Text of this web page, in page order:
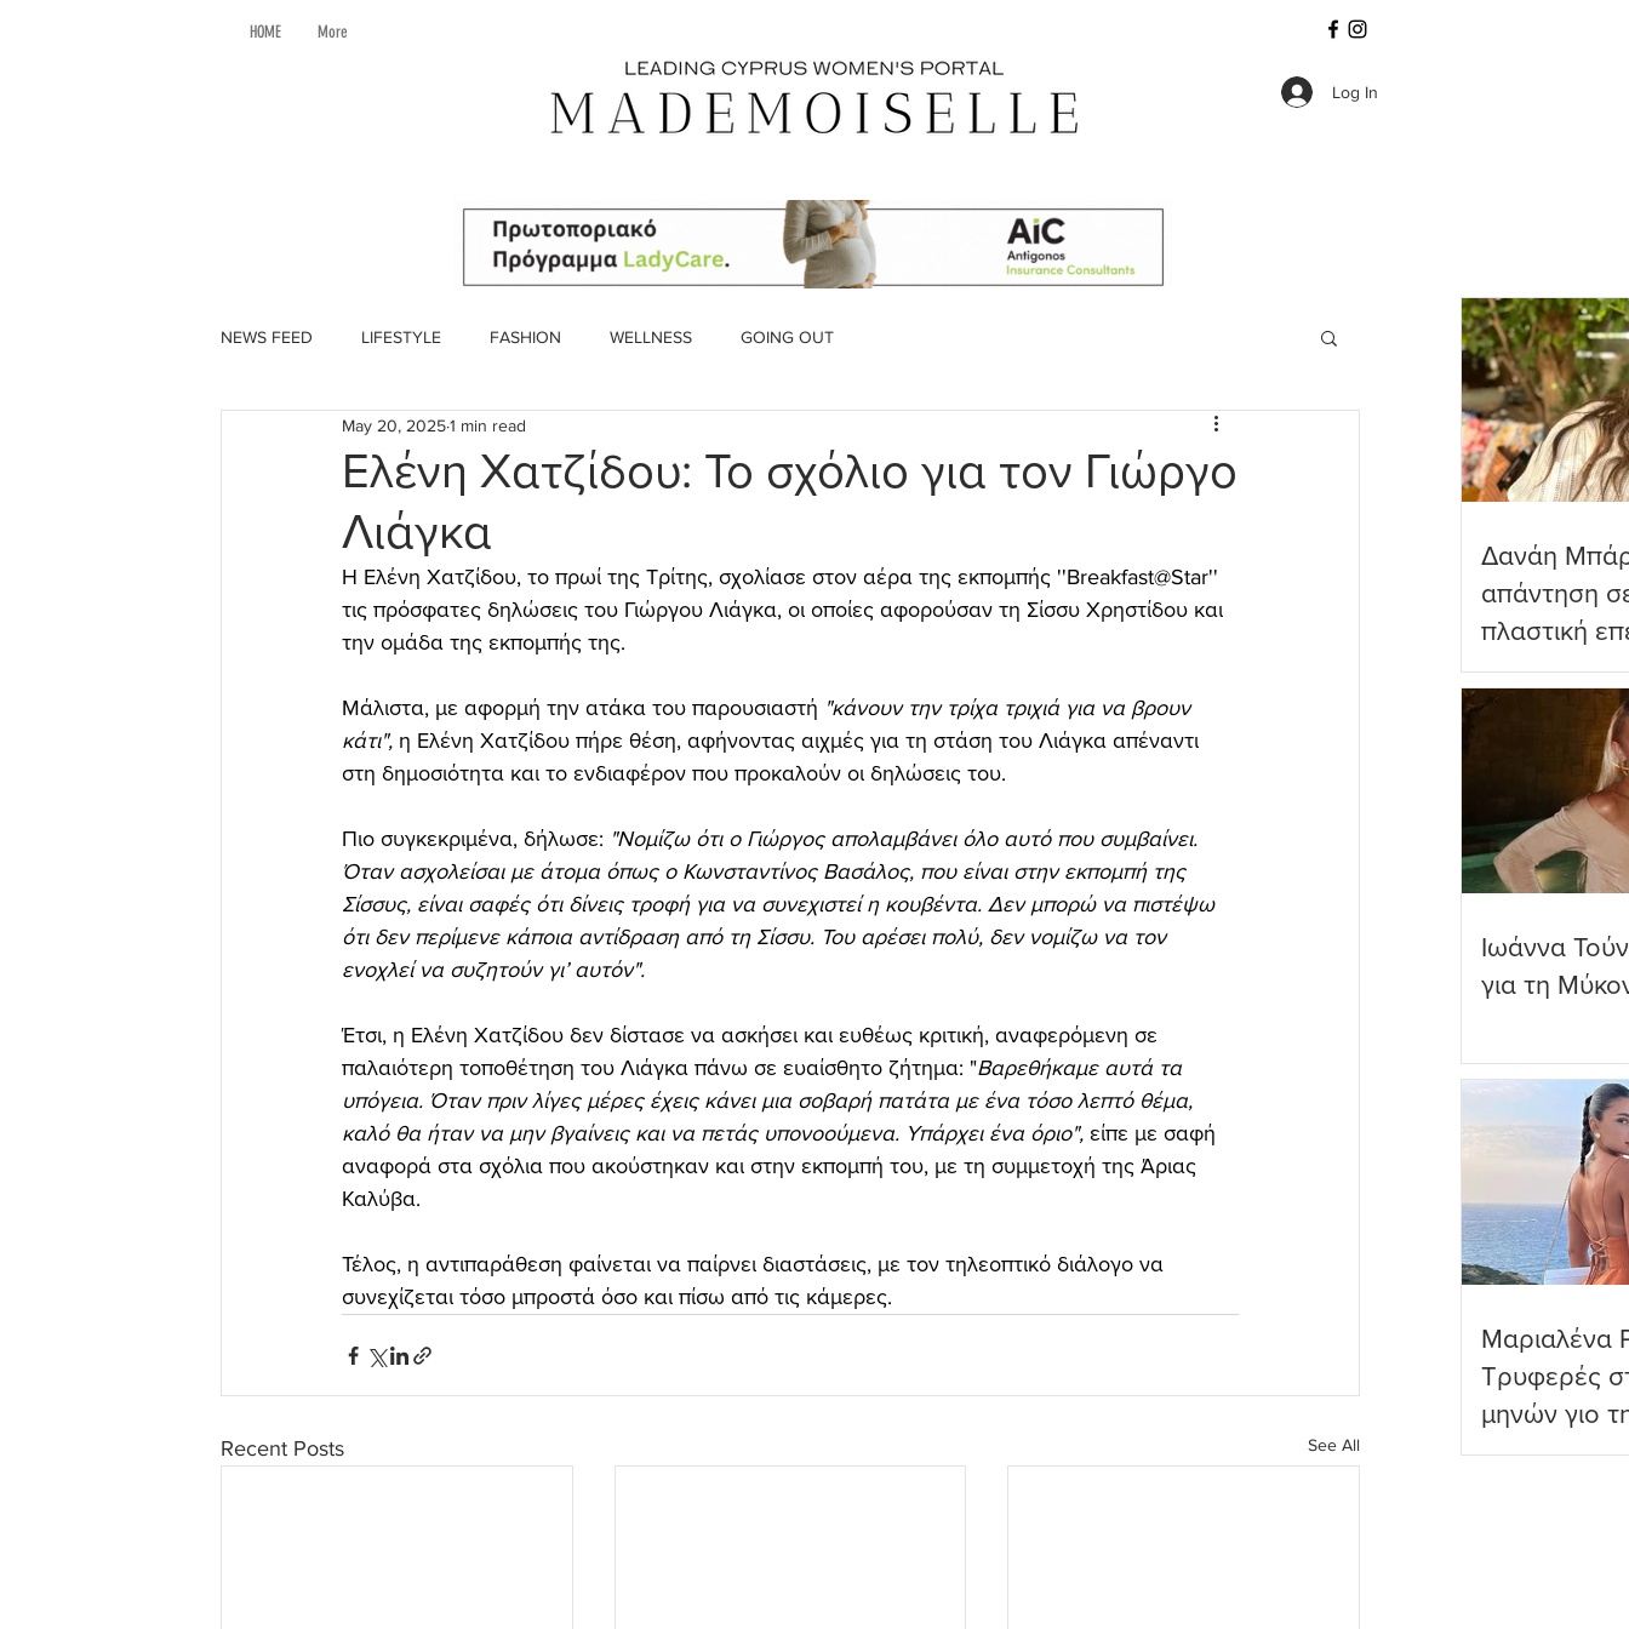
HOME More
Log In
NEWS FEED LIFESTYLE FASHION WELLNESS GOING OUT
Ελένη Χατζίδου: Το σχόλιο για τον Γιώργο
Λιάγκα
May 20, 20251 min read
Η Ελένη Χατζίδου, το πρωί της Τρίτης, σχολίασε στον αέρα της εκπομπής ''Breakfast@Star''
τις πρόσφατες δηλώσεις του Γιώργου Λιάγκα, οι οποίες αφορούσαν τη Σίσσυ Χρηστίδου και
την ομάδα της εκπομπής της.
Μάλιστα, με αφορμή την ατάκα του παρουσιαστή "κάνουν την τρίχα τριχιά για να βρουν
κάτι", η Ελένη Χατζίδου πήρε θέση, αφήνοντας αιχμές για τη στάση του Λιάγκα απέναντι
στη δημοσιότητα και το ενδιαφέρον που προκαλούν οι δηλώσεις του.
Πιο συγκεκριμένα, δήλωσε: "Νομίζω ότι ο Γιώργος απολαμβάνει όλο αυτό που συμβαίνει.
Όταν ασχολείσαι με άτομα όπως ο Κωνσταντίνος Βασάλος, που είναι στην εκπομπή της
Σίσσυς, είναι σαφές ότι δίνεις τροφή για να συνεχιστεί η κουβέντα. Δεν μπορώ να πιστέψω
ότι δεν περίμενε κάποια αντίδραση από τη Σίσσυ. Του αρέσει πολύ, δεν νομίζω να τον
ενοχλεί να συζητούν γι’ αυτόν".
Έτσι, η Ελένη Χατζίδου δεν δίστασε να ασκήσει και ευθέως κριτική, αναφερόμενη σε
παλαιότερη τοποθέτηση του Λιάγκα πάνω σε ευαίσθητο ζήτημα: "Βαρεθήκαμε αυτά τα
υπόγεια. Όταν πριν λίγες μέρες έχεις κάνει μια σοβαρή πατάτα με ένα τόσο λεπτό θέμα,
καλό θα ήταν να μην βγαίνεις και να πετάς υπονοούμενα. Υπάρχει ένα όριο", είπε με σαφή
αναφορά στα σχόλια που ακούστηκαν και στην εκπομπή του, με τη συμμετοχή της Άριας
Καλύβα.
Τέλος, η αντιπαράθεση φαίνεται να παίρνει διαστάσεις, με τον τηλεοπτικό διάλογο να
συνεχίζεται τόσο μπροστά όσο και πίσω από τις κάμερες.
Recent Posts See All
Δανάη
απάντηση
πλαστική
ωραιότερο
Ιωάννα
για τη
Μαριαλένα
Τρυφερές
μηνών γιο